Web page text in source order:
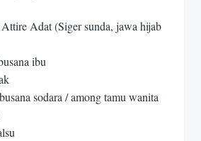
Adat (Siger sunda, jawa hijab
ibu
sodara / among tamu wanita